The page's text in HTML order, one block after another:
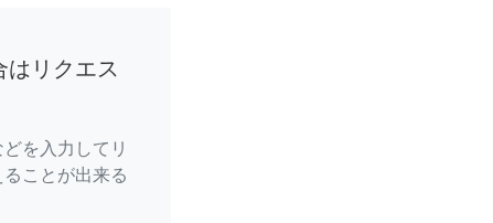
はリクエス
を入力してリ
ことが出来る